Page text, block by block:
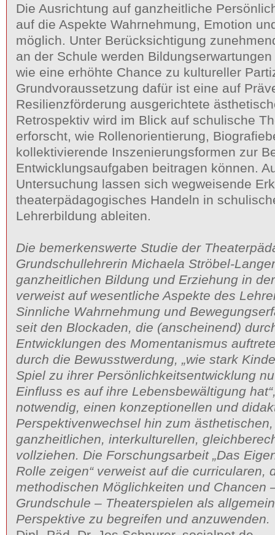
Die Ausrichtung auf ganzheitliche
auf die Aspekte Wahrnehmung, Emotion
möglich. Unter Berücksichtigung
an der Schule werden
wie eine erhöhte Chance zu kultureller
Grundvoraussetzung dafür ist eine auf
Resilienzförderung ausgerichtete
Retrospektiv wird im Blick auf schulische
erforscht, wie Rollenorientierung,
kollektivierende Inszenierungsformen zur
Entwicklungsaufgaben beitragen können.
Untersuchung lassen sich wegweisende
theaterpädagogisches Handeln in
Lehrerbildung ableiten.
Die bemerkenswerte Studie der
Grundschullehrerin Michaela Ströbel-
ganzheitlichen Bildung und Erziehung in
verweist auf wesentliche Aspekte des
Sinnliche Wahrnehmung und
seit den Blockaden, die (anscheinend)
Entwicklungen des Momentanismus
durch die Bewusstwerdung, „wie stark
Spiel zu ihrer Persönlichkeitsentwicklung
Einfluss es auf ihre Lebensbewältigung
notwendig, einen konzeptionellen und
Perspektivenwechsel hin zum
ganzheitlichen, interkulturellen,
vollziehen. Die Forschungsarbeit „Das
Rolle zeigen“ verweist auf die curricularen,
methodischen Möglichkeiten und Chancen
Grundschule – Theaterspielen als
Perspektive zu begreifen und anzuwenden.